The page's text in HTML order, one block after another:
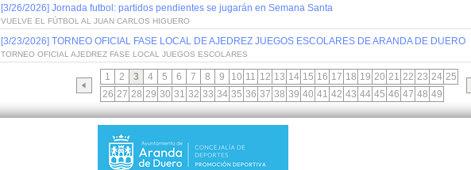
[3/26/2026] Jornada futbol: partidos pendientes se jugarán en Semana Santa
VUELVE EL FÚTBOL AL JUAN CARLOS HIGUERO
[3/23/2026] TORNEO OFICIAL FASE LOCAL DE AJEDREZ JUEGOS ESCOLARES DE ARANDA DE DUERO
TORNEO OFICIAL AJEDREZ FASE LOCAL JUEGOS ESCOLARES
1 2 3 4 5 6 7 8 9 10 11 12 13 14 15 16 17 18 19 20 21 22 23 24 25
26 27 28 29 30 31 32 33 34 35 36 37 38 39 40 41 42 43 44 45 46 47 48 49